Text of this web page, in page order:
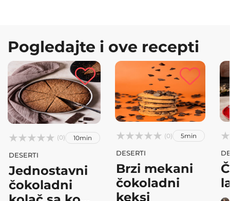
Pogledajte i ove recepti


 (0) 10min
DESERTI
Jednostavni
čokoladni


 (0) 5min
DESERTI
Brzi mekani
čokoladni
keksi